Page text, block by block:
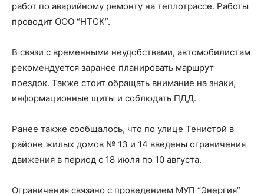
работ по аварийному ремонту на теплотрассе. Работы
проводит ООО “НТСК”.
В связи с временными неудобствами, автомобилистам
рекомендуется заранее планировать маршрут
поездок. Также стоит обращать внимание на знаки,
информационные щиты и соблюдать ПДД.
Ранее также сообщалось, что по улице Тенистой в
районе жилых домов № 13 и 14 введены ограничения
движения в период с 18 июля по 10 августа.
Ограничения связано с проведением МУП “Энергия”